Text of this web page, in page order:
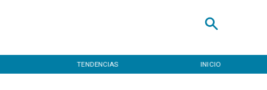
TENDENCIAS INICIO